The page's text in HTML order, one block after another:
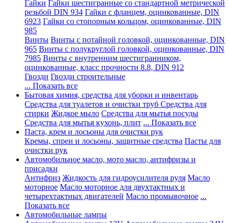
Гайки Гайки шестигранные со стандартной метрической
резьбой DIN 934 Гайки с фланцем, оцинкованные, DIN
6923 Гайки со стопорным кольцом, оцинкованные, DIN
985
Винты Винты с потайной головкой, оцинкованные, DIN
965 Винты с полукруглой головкой, оцинкованные, DIN
7985 Винты с внутренним шестигранником,
оцинкованные, класс прочности 8.8, DIN 912
Гвозди Гвозди строительные
... Показать все
Бытовая химия, средства для уборки и инвентарь
Средства для туалетов и очистки труб Средства для
стирки Жидкое мыло Средства для мытья посуды
Средства для мытья кухонь, плит ... Показать все
Паста, крем и лосьоны для очистки рук
Кремы, спреи и лосьоны, защитные средства Пасты для
очистки рук
Автомобильное масло, мото масло, антифризы и
присадки
Антифриз Жидкость для гидроусилителя руля Масло
моторное Масло моторное для двухтактных и
четырехтактных двигателей Масло промывочное ...
Показать все
Автомобильные лампы